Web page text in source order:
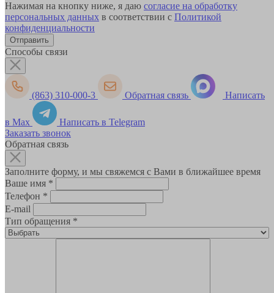
Нажимая на кнопку ниже, я даю согласие на обработку
персональных данных в соответствии с Политикой
конфиденциальности
Способы связи
(863) 310-000-3 Обратная связь Написать
в Max
Написать в Telegram
Заказать звонок
Обратная связь
Заполните форму, и мы свяжемся с Вами в ближайшее время
Ваше имя *
Телефон *
E-mail
Тип обращения *